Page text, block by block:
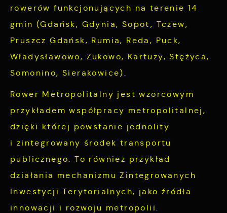
rowerów funkcjonujących na terenie 14
gmin (Gdańsk, Gdynia, Sopot, Tczew,
Pruszcz Gdańsk, Rumia, Reda, Puck,
Władysławowo, Żukowo, Kartuzy, Stężyca,
Somonino, Sierakowice).
Rower Metropolitalny jest wzorcowym
przykładem współpracy metropolitalnej,
dzięki której powstanie jednolity
i zintegrowany środek transportu
publicznego. To również przykład
działania mechanizmu Zintegrowanych
Inwestycji Terytorialnych, jako źródła
innowacji i rozwoju metropolii.